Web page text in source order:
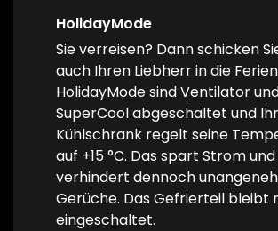
HolidayMode
Sie verreisen? Dann schicken
auch Ihren Liebherr in die
HolidayMode sind Ventilator
SuperCool abgeschaltet und Ihr
Kühlschrank regelt seine
auf +15 °C. Das spart Strom und
verhindert dennoch
Gerüche. Das Gefrierteil bleibt
eingeschaltet.